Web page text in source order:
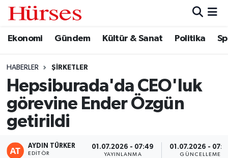
Ekonomi Gündem Kültür & Sanat Politika
HABERLER ŞIRKETLER
Hepsiburada'da CEO'luk
görevine Ender Özgün
getirildi
AYDIN TÜRKER
EDITÖR
01.07.2026 - 07:49
YAYINLANMA
01.07.2026 -
GÜNCELLEME
Ekonomi
Gündem
Kültür & Sanat
Politika
Spor
Hava Durumu
Trafik Durumu
Süper Lig Puan Durumu ve Fikstür
Tüm Manşetler
Son Dakika Haberleri